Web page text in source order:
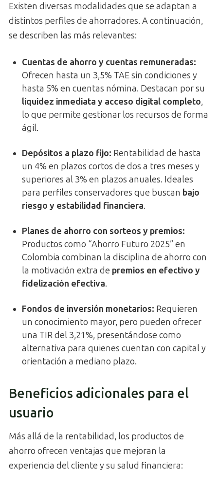
Existen diversas modalidades que se adaptan a
distintos perfiles de ahorradores. A continuación,
se describen las más relevantes:
Cuentas de ahorro y cuentas remuneradas:
Ofrecen hasta un 3,5% TAE sin condiciones y
hasta 5% en cuentas nómina. Destacan por su
liquidez inmediata y acceso digital completo,
lo que permite gestionar los recursos de forma
ágil.
Depósitos a plazo fijo: Rentabilidad de hasta
un 4% en plazos cortos de dos a tres meses y
superiores al 3% en plazos anuales. Ideales
para perfiles conservadores que buscan bajo
riesgo y estabilidad financiera.
Planes de ahorro con sorteos y premios:
Productos como “Ahorro Futuro 2025” en
Colombia combinan la disciplina de ahorro con
la motivación extra de premios en efectivo y
fidelización efectiva.
Fondos de inversión monetarios: Requieren
un conocimiento mayor, pero pueden ofrecer
una TIR del 3,21%, presentándose como
alternativa para quienes cuentan con capital y
orientación a mediano plazo.
Beneficios adicionales para el
usuario
Más allá de la rentabilidad, los productos de
ahorro ofrecen ventajas que mejoran la
experiencia del cliente y su salud financiera: